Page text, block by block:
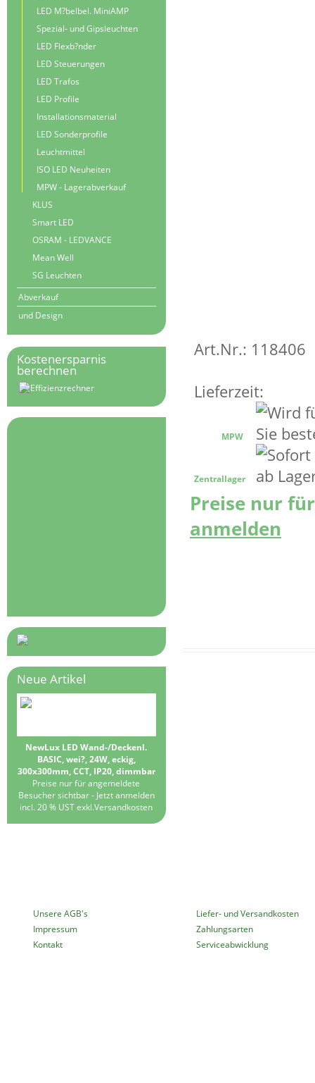
Art.Nr.: 118406
Lieferzeit:
MPW
Zentrallager
Preise nur
anmelden
LED M?belbel. MiniAMP
Spezial- und Gipsleuchten
LED Flexb?nder
LED Steuerungen
LED Trafos
LED Profile
Installationsmaterial
LED Sonderprofile
Leuchtmittel
ISO LED Neuheiten
MPW - Lagerabverkauf
KLUS
Smart LED
OSRAM - LEDVANCE
Mean Well
SG Leuchten
Abverkauf
und Design
Kostenersparnis
berechnen
Neue Artikel
NewLux LED Wand-/Deckenl.
BASIC, wei?, 24W, eckig,
300x300mm, CCT, IP20, dimmbar
Preise nur für angemeldete
Besucher sichtbar - Jetzt anmelden
incl. 20 % UST exkl.Versandkosten
Unsere AGB's
Impressum
Kontakt
Liefer- und Versandkosten
Zahlungsarten
Serviceabwicklung